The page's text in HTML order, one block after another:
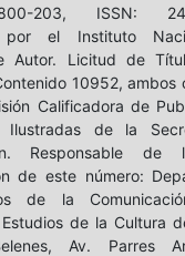
203, ISSN:
por el Instituto
Autor. Licitud de
10952, ambos
Calificadora de
Ilustradas de la
Responsable de
de este número:
de la
de la Cultura
Av. Parres